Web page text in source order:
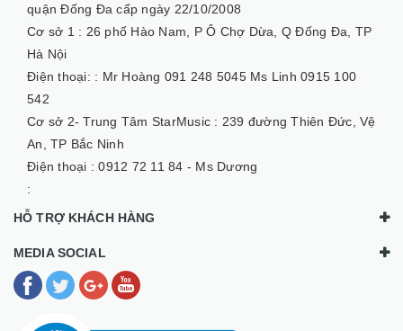
quận Đống Đa cấp ngày 22/10/2008
Cơ sở 1 : 26 phố Hào Nam, P Ô Chợ Dừa, Q Đống Đa, TP
Hà Nội
Điện thoại: : Mr Hoàng 091 248 5045 Ms Linh 0915 100
542
Cơ sở 2- Trung Tâm StarMusic : 239 đường Thiên Đức, Vệ
An, TP Bắc Ninh
Điện thoại :0912 72 11 84 - Ms Dương
:
HỖ TRỢ KHÁCH HÀNG
MEDIA SOCIAL